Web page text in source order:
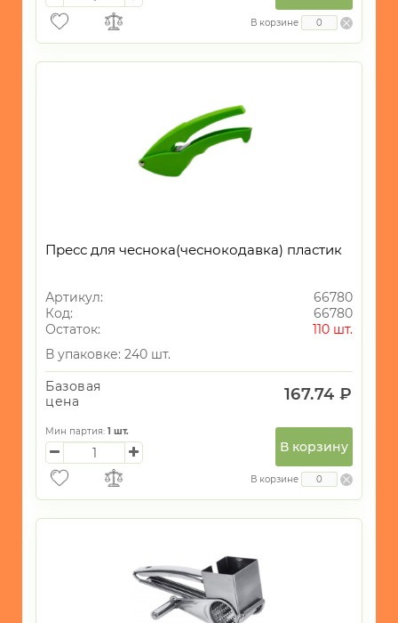
СУВЕНИРЫ
ХОЗЯЙСТВЕННЫЕ
ТОВАРЫ
ПИКНИКА
МОРСКАЯ
ТЕМАТИКА
ОГОРОД
Новогодний
ассортимент
В корзине
Пресс для чеснока(чеснокодавка) пластик
Артикул:
66780
Код:
66780
Остаток:
110 шт.
В упаковке: 240 шт.
Базовая
цена
167.74 ₽
Мин партия: 1 шт.
В корзину
В корзине